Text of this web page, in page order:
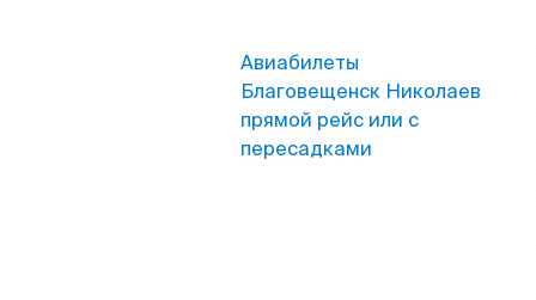
Авиабилеты
Благовещенск Николаев
прямой рейс или с
пересадками